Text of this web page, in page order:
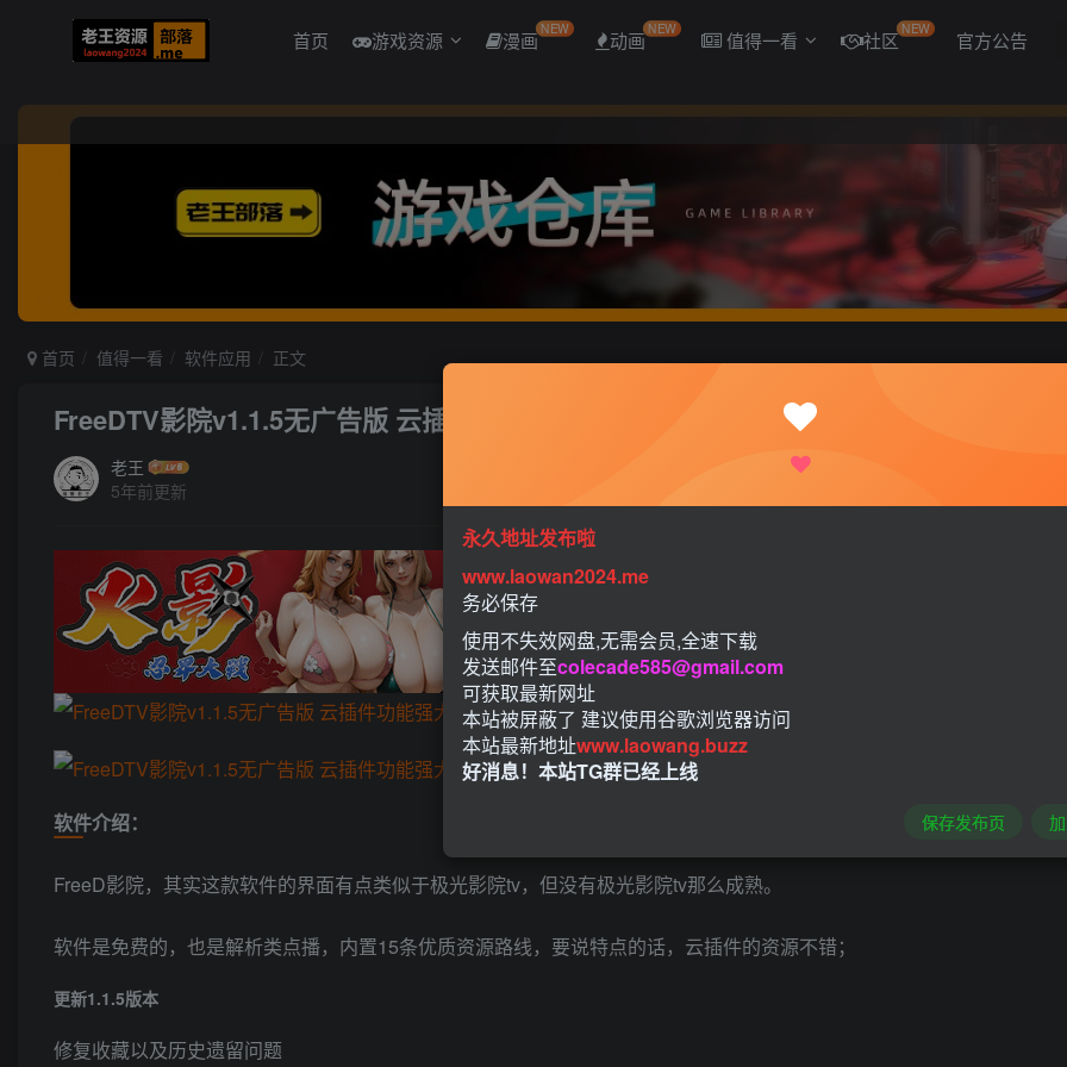
首页 游戏资源 漫画NEW 动画 NEW 值得一看 社区NEW 官方公告
首页 值得一看 软件应用 正文
FreeDTV影院v1.1.5无广告版 云插件功能强大
老王
5年前更新
软件介绍：
FreeD影院，其实这款软件的界面有点类似于极光影院tv，但没有极光影院tv那么成熟。
软件是免费的，也是解析类点播，内置15条优质资源路线，要说特点的话，云插件的资源不错；
更新1.1.5版本
修复收藏以及历史遗留问题
永久地址发布啦
www.laowan2024.me
务必保存
使用不失效网盘,无需会员,全速下载
发送邮件至colecade585@gmail.com
可获取最新网址
本站被屏蔽了 建议使用谷歌浏览器访问
本站最新地址www.laowang.buzz
好消息！本站TG群已经上线
保存发布页